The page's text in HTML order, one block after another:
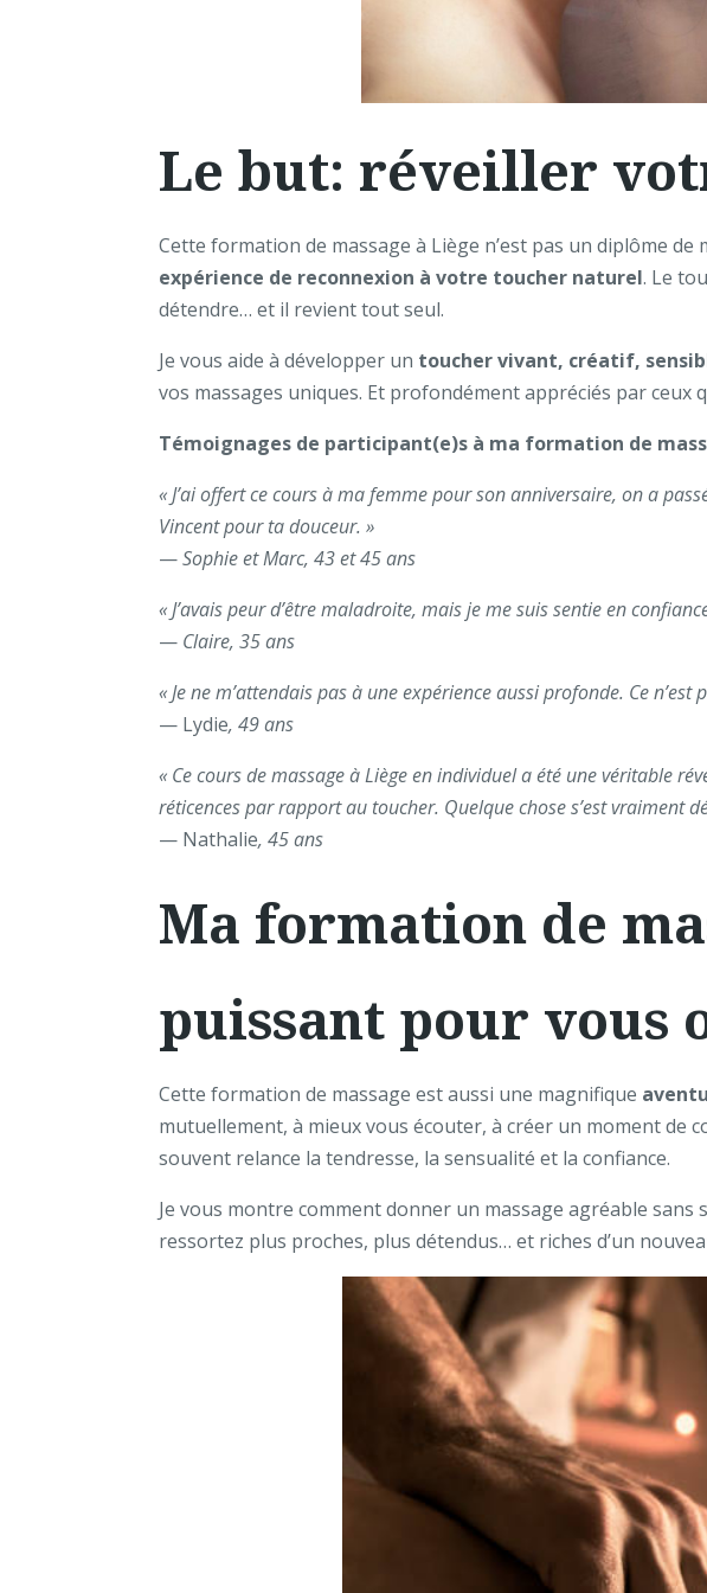
Le but: réveiller
Cette formation de massage à Liège n’est pas un diplôme
expérience de reconnexion à votre toucher naturel. Le
détendre… et il revient tout seul.
Je vous aide à développer un toucher vivant, créatif,
vos massages uniques. Et profondément appréciés par ceux
Témoignages de participant(e)s à ma formation de
« J’ai offert ce cours à ma femme pour son anniversaire, on a
Vincent pour ta douceur. »
—Sophie et Marc, 43 et 45 ans
« J’avais peur d’être maladroite, mais je me suis sentie en
— Claire, 35 ans
« Je ne m’attendais pas à une expérience aussi profonde. Ce
— Lydie, 49 ans
« Ce cours de massage à Liège en individuel a été une véritable
réticences par rapport au toucher. Quelque chose s’est vraiment
— Nathalie, 45 ans
Ma formation de
puissant pour vous
Cette formation de massage est aussi une magnifique
mutuellement, à mieux vous écouter, à créer un moment de
souvent relance la tendresse, la sensualité et la confiance.
Je vous montre comment donner un massage agréable
ressortez plus proches, plus détendus… et riches d’un